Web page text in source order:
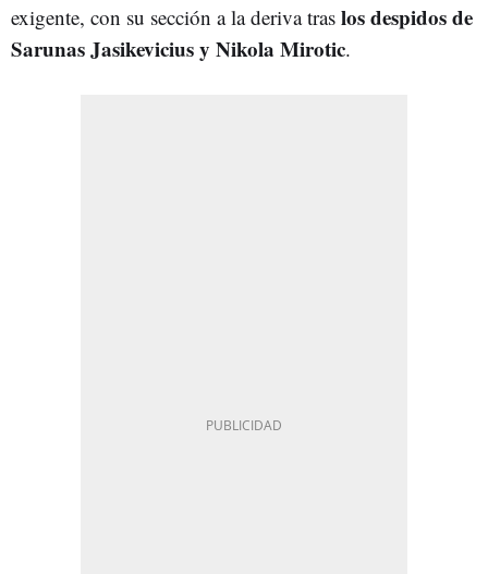
exigente, con su sección a la deriva tras los despidos de
Sarunas Jasikevicius y Nikola Mirotic.